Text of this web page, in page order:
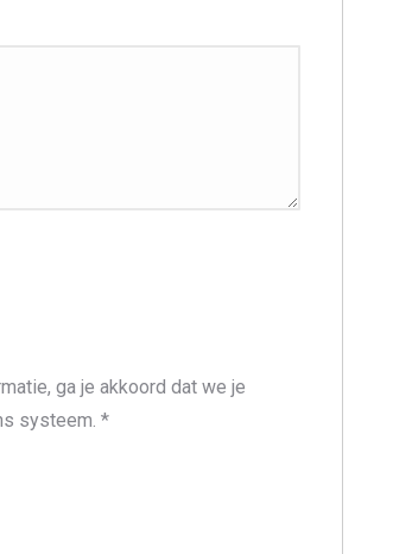
ga je akkoord dat we je
systeem. *